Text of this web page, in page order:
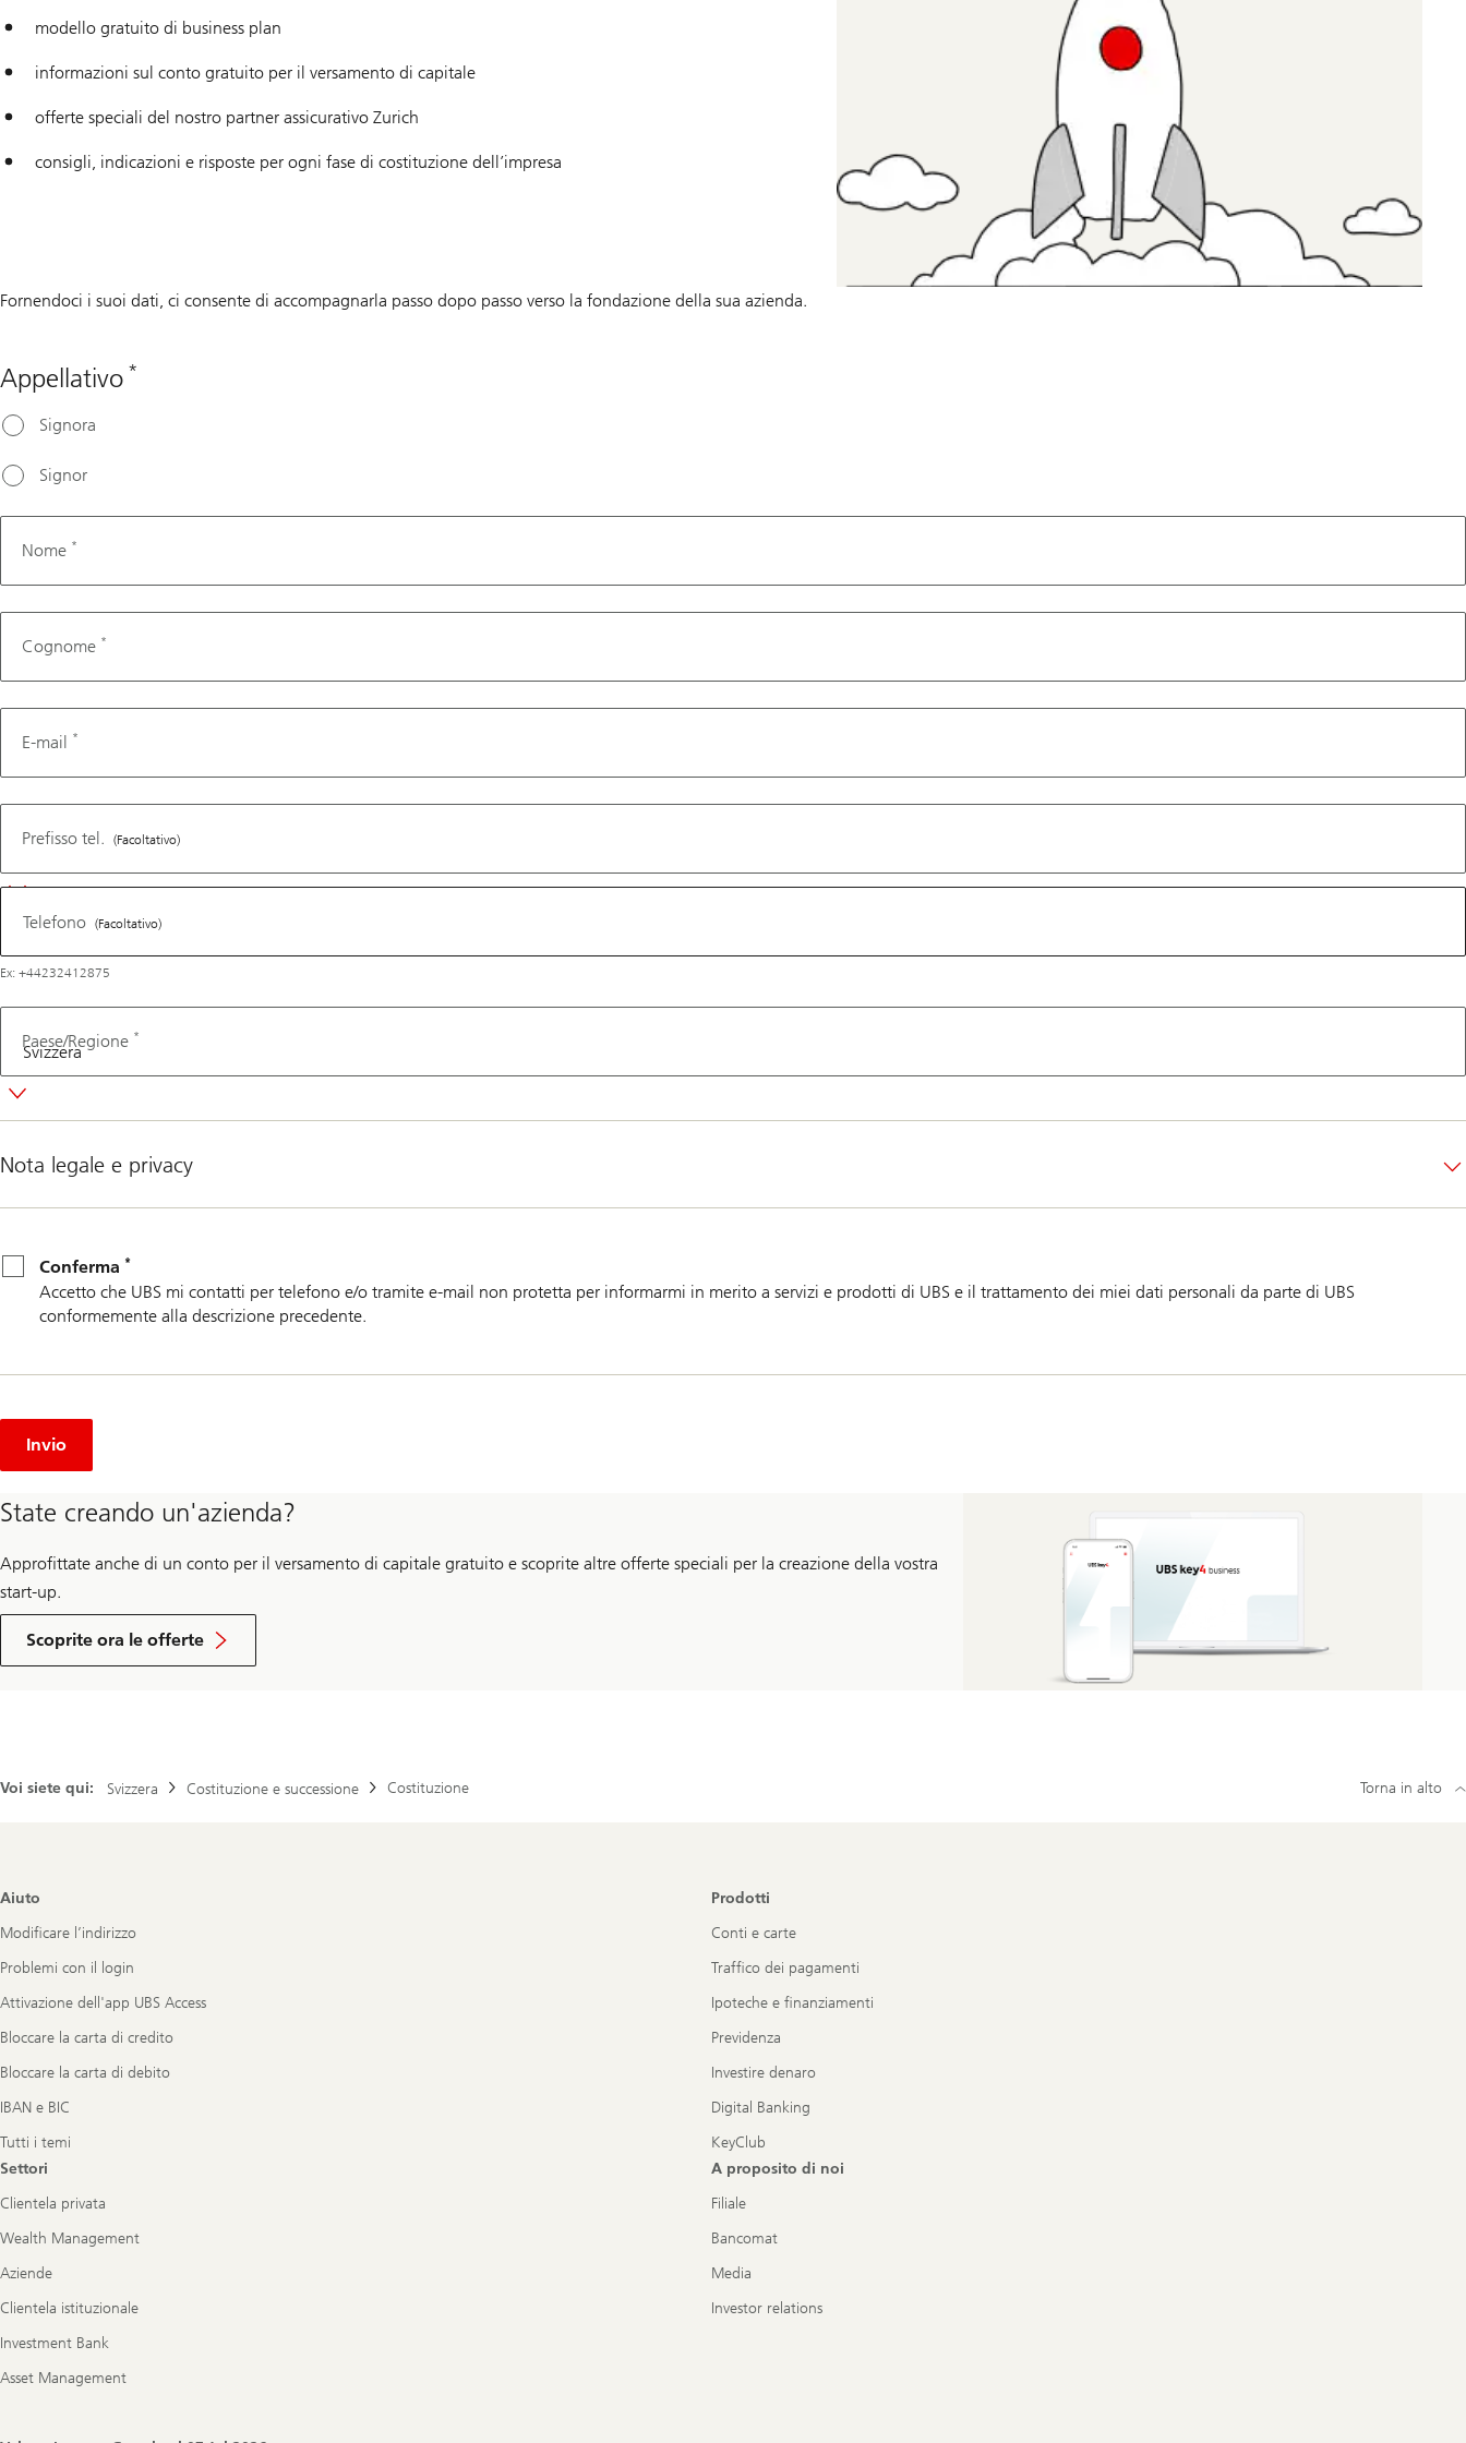
modello gratuito di business plan
informazioni sul conto gratuito per il versamento di capitale
offerte speciali del nostro partner assicurativo Zurich
consigli, indicazioni e risposte per ogni fase di costituzione dell’impresa
Fornendoci i suoi dati, ci consente di accompagnarla passo dopo passo verso la fondazione della sua azienda.
Appellativo *
Signora
Signor
Nome *
Cognome *
E-mail *
Telefono
Prefisso tel. (Facoltativo)
Telefono (Facoltativo)
Ex: +44232412875
Paese/Regione *
Nota legale e privacy
Conferma
Conferma *
Accetto che UBS mi contatti per telefono e/o tramite e-mail non protetta per informarmi in merito a servizi e prodotti di UBS e il trattamento dei miei dati personali da parte di UBS
conformemente alla descrizione precedente.
Invio
State creando un'azienda?
Approfittate anche di un conto per il versamento di capitale gratuito e scoprite altre offerte speciali per la creazione della vostra
start-up.
Scoprite ora le offerte
Voi siete qui: Svizzera Costituzione e successione Costituzione Torna in alto
Footer
Aiuto
Modificare l’indirizzo
Problemi con il login
Attivazione dell'app UBS Access
Bloccare la carta di credito
Bloccare la carta di debito
IBAN e BIC
Tutti i temi
Prodotti
Conti e carte
Traffico dei pagamenti
Ipoteche e finanziamenti
Previdenza
Investire denaro
Digital Banking
KeyClub
Settori
Clientela privata
Wealth Management
Aziende
Clientela istituzionale
Investment Bank
Asset Management
A proposito di noi
Filiale
Bancomat
Media
Investor relations